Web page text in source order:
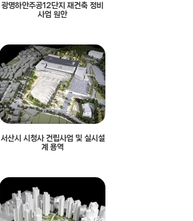
광명하안주공12단지 재건축 정비
사업 원안
서산시 시청사 건립사업 및 실시설
계 용역